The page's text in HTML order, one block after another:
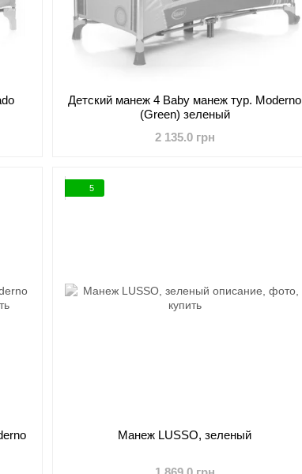
Детский манеж 4 Baby манеж тур. Moderno
(Green) зеленый
2 135.0 грн
5
Манеж LUSSO, зеленый